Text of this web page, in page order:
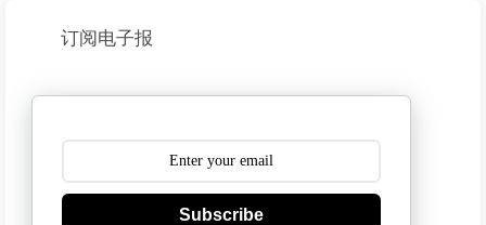
订阅电子报
Subscribe